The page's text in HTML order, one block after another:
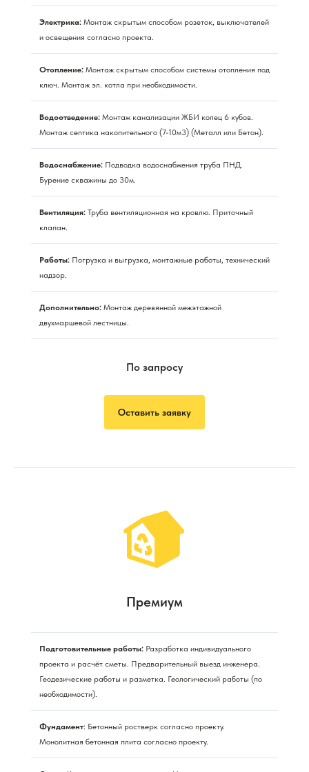
Электрика: Монтаж скрытым способом розеток, выключателей
и освещения согласно проекта.
Отопление: Монтаж скрытым способом системы отопления под
ключ. Монтаж эл. котла при необходимости.
Водоотведение: Монтаж канализации ЖБИ колец 6 кубов.
Монтаж септика накопительного (7-10м3) (Металл или Бетон).
Водоснабжение: Подводка водоснабжения труба ПНД.
Бурение скважины до 30м.
Вентиляция: Труба вентиляционная на кровлю. Приточный
клапан.
Работы: Погрузка и выгрузка, монтажные работы, технический
надзор.
Дополнительно: Монтаж деревянной межэтажной
двухмаршевой лестницы.
По запросу
Оставить заявку
Премиум
Подготовительные работы: Разработка индивидуального
проекта и расчёт сметы. Предварительный выезд инженера.
Геодезические работы и разметка. Геологический работы (по
необходимости).
Фундамент: Бетонный ростверк согласно проекту.
Монолитная бетонная плита согласно проекту.